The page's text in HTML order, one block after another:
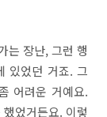
는 장난,그런 행
있었던 거죠.그
어려운 거예요.
했었거든요. 이렇